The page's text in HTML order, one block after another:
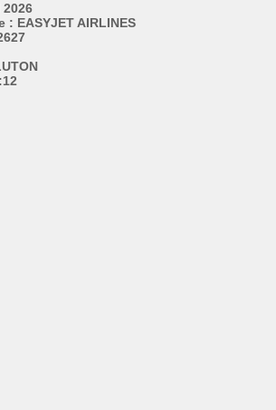
EASYJET AIRLINES